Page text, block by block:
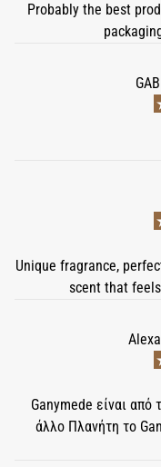
Probably the best
Unique fragrance,
scent that
Ganymede είναι από
άλλο Πλανήτη το